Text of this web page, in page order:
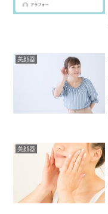
美顔器
美顔器